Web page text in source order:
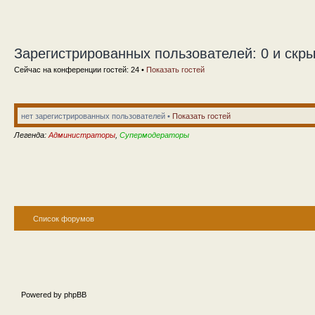
Зарегистрированных пользователей: 0 и
Сейчас на конференции гостей: 24 • Показать гостей
нет зарегистрированных пользователей • Показать гостей
Легенда: Администраторы Супермодераторы
Список форумов
Powered by phpBB